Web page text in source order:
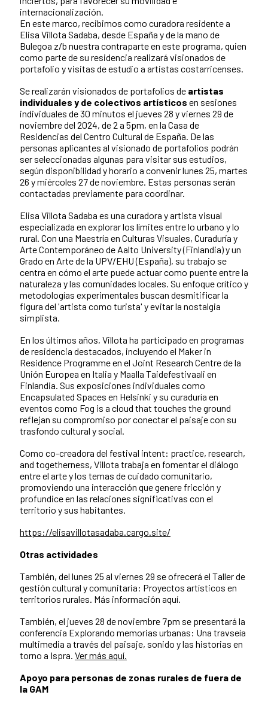
internacionalización.
En este marco, recibimos como curadora residente a
Elisa Villota Sadaba, desde España y de la mano de
Bulegoa z/b nuestra contraparte en este programa, quien
como parte de su residencia realizará visionados de
portafolio y visitas de estudio a artistas costarricenses.
Se realizarán visionados de portafolios de artistas
individuales y de colectivos artísticos en sesiones
individuales de 30 minutos el jueves 28 y viernes 29 de
noviembre del 2024, de 2 a 5pm, en la Casa de
Residencias del Centro Cultural de España. De las
personas aplicantes al visionado de portafolios podrán
ser seleccionadas algunas para visitar sus estudios,
según disponibilidad y horario a convenir lunes 25, martes
26 y miércoles 27 de noviembre. Estas personas serán
contactadas previamente para coordinar.
Elisa Villota Sadaba es una curadora y artista visual
especializada en explorar los límites entre lo urbano y lo
rural. Con una Maestría en Culturas Visuales, Curaduría y
Arte Contemporáneo de Aalto University (Finlandia) y un
Grado en Arte de la UPV/EHU (España), su trabajo se
centra en cómo el arte puede actuar como puente entre la
naturaleza y las comunidades locales. Su enfoque crítico y
metodologías experimentales buscan desmitificar la
figura del 'artista como turista' y evitar la nostalgia
simplista.
En los últimos años, Villota ha participado en programas
de residencia destacados, incluyendo el Maker in
Residence Programme en el Joint Research Centre de la
Unión Europea en Italia y Maalla Taidefestivaali en
Finlandia. Sus exposiciones individuales como
Encapsulated Spaces en Helsinki y su curaduría en
eventos como Fog is a cloud that touches the ground
reflejan su compromiso por conectar el paisaje con su
trasfondo cultural y social.
Como co-creadora del festival intent: practice, research,
and togetherness, Villota trabaja en fomentar el diálogo
entre el arte y los temas de cuidado comunitario,
promoviendo una interacción que genere fricción y
profundice en las relaciones significativas con el
territorio y sus habitantes.
https://elisavillotasadaba.cargo.site/
Otras actividades
También, del lunes 25 al viernes 29 se ofrecerá el Taller de
gestión cultural y comunitaria: Proyectos artísticos en
territorios rurales. Más información aquí.
También, el jueves 28 de noviembre 7pm se presentará la
conferencia Explorando memorias urbanas: Una travseía
multimedia a través del paisaje, sonido y las historias en
torno a Ispra. Ver más aquí.
Apoyo para personas de zonas rurales de fuera de
la GAM